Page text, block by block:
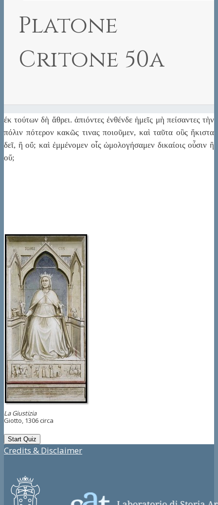
Platone
Critone 50a
έκ τούτων δὴ ἄθρει. ἀπιόντες ἐνθένδε ἡμεῖς μὴ πείσαντες τὴν
πόλιν πότερον κακῶς τινας ποιοῦμεν, καὶ ταῦτα οὓς ἥκιστα
δεῖ, ἢ οὔ; καὶ ἐμμένομεν οἷς ὡμολογήσαμεν δικαίοις οὖσιν ἢ
οὔ;
La Giustizia
Giotto, 1306 circa
Credits & Disclaimer